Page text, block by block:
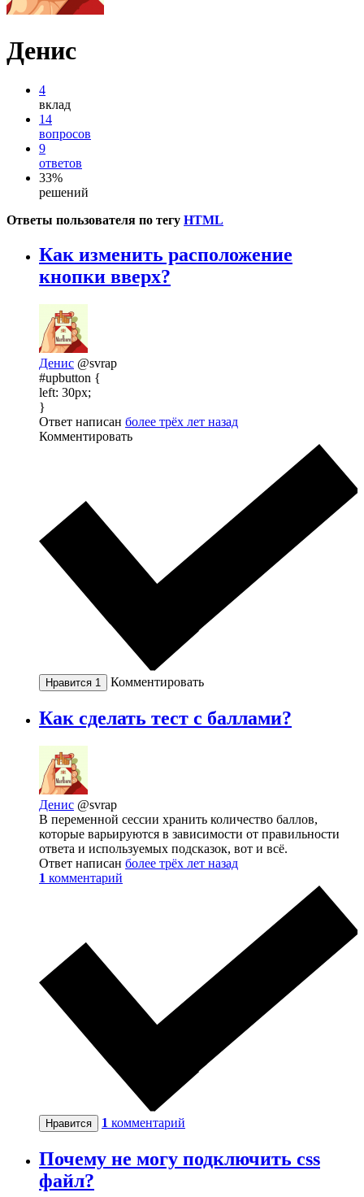
Денис
4
вклад
14
вопросов
9
ответов
33%
решений
Ответы пользователя по тегу HTML
Как изменить расположение
кнопки вверх?
Денис @svrap
#upbutton {
left: 30px;
}
Ответ написан более трёх лет назад
Комментировать
Нравится 1 Комментировать
Как сделать тест с баллами?
Денис @svrap
В переменной сессии хранить количество баллов,
которые варьируются в зависимости от правильности
ответа и используемых подсказок, вот и всё.
Ответ написан более трёх лет назад
1 комментарий
Нравится 1 комментарий
Почему не могу подключить css
файл?